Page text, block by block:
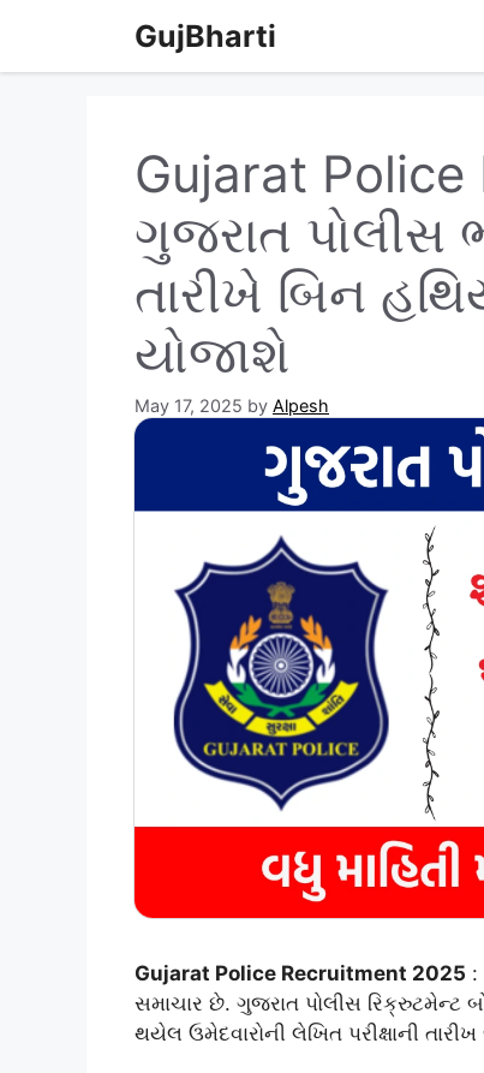
content
GujBharti
Gujarat
ગુજરાત પોલીસ
તારીખે બિન
યોજાશે
May 17, 2025 by Alpesh
Gujarat Police Recruitment 2025 :
સમાચાર છે. ગુજરાત પોલીસ રિક્રુટમેન્ટ
થયેલ ઉમેદવારોની લેખિત પરીક્ષાની